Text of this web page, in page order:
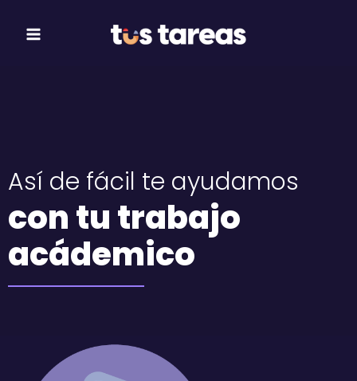
Así de fácil te ayudamos
con tu trabajo
acádemico